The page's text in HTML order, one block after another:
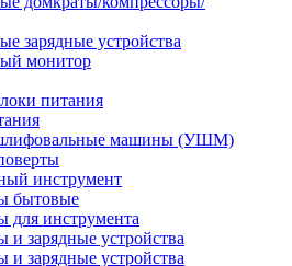
зарядные устройства
монитор
питания
машины (УШМ)
инструмент
бытовые
для инструмента
и зарядные устройства
и зарядные устройства